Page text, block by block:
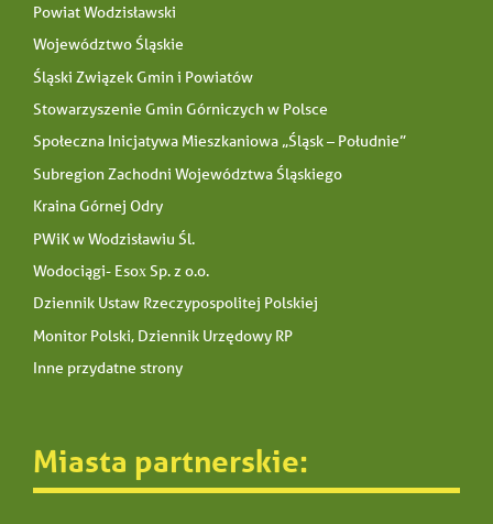
Powiat Wodzisławski
Województwo Śląskie
Śląski Związek Gmin i Powiatów
Stowarzyszenie Gmin Górniczych w Polsce
Społeczna Inicjatywa Mieszkaniowa „Śląsk – Południe”
Subregion Zachodni Województwa Śląskiego
Kraina Górnej Odry
PWiK w Wodzisławiu Śl.
Wodociągi- Esox Sp. z o.o.
Dziennik Ustaw Rzeczypospolitej Polskiej
Monitor Polski, Dziennik Urzędowy RP
Inne przydatne strony
Miasta partnerskie: